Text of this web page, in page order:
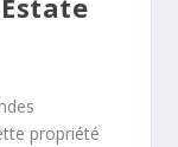
propriété